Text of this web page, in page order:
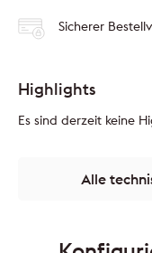
Sicherer
Highlights
Es sind derzeit keine
Alle